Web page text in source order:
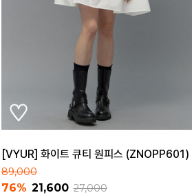
[VYUR] 화이트 큐티 원피스 (ZNOPP601)
89,000
76% 21,600 27,000